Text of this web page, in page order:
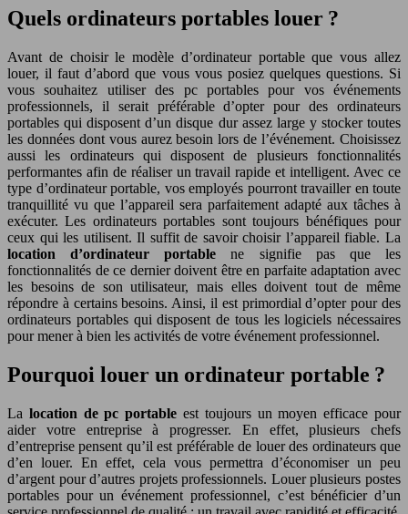
Quels ordinateurs portables louer ?
Avant de choisir le modèle d’ordinateur portable que vous allez
louer, il faut d’abord que vous vous posiez quelques questions. Si
vous souhaitez utiliser des pc portables pour vos événements
professionnels, il serait préférable d’opter pour des ordinateurs
portables qui disposent d’un disque dur assez large y stocker toutes
les données dont vous aurez besoin lors de l’événement. Choisissez
aussi les ordinateurs qui disposent de plusieurs fonctionnalités
performantes afin de réaliser un travail rapide et intelligent. Avec ce
type d’ordinateur portable, vos employés pourront travailler en toute
tranquillité vu que l’appareil sera parfaitement adapté aux tâches à
exécuter. Les ordinateurs portables sont toujours bénéfiques pour
ceux qui les utilisent. Il suffit de savoir choisir l’appareil fiable. La
location d’ordinateur portablene signifie pas que les
fonctionnalités de ce dernier doivent être en parfaite adaptation avec
les besoins de son utilisateur, mais elles doivent tout de même
répondre à certains besoins. Ainsi, il est primordial d’opter pour des
ordinateurs portables qui disposent de tous les logiciels nécessaires
pour mener à bien les activités de votre événement professionnel.
Pourquoi louer un ordinateur portable ?
La location de pc portable est toujours un moyen efficace pour
aider votre entreprise à progresser. En effet, plusieurs chefs
d’entreprise pensent qu’il est préférable de louer des ordinateurs que
d’en louer. En effet, cela vous permettra d’économiser un peu
d’argent pour d’autres projets professionnels. Louer plusieurs postes
portables pour un événement professionnel, c’est bénéficier d’un